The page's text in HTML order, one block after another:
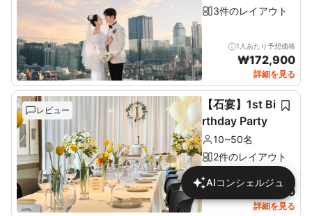
3件のレイアウト
1人あたり予想価格
₩172,900
詳細を見る
レビュー
【石宴】1st Bi
rthday Party
10~50名
2件のレイアウト
1人あたり予想価格
137,680
詳細を見る
AIコンシェルジュ